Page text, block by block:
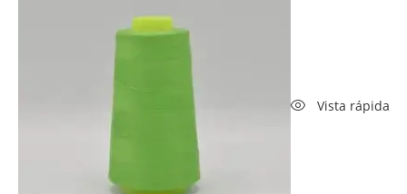
Vista rápida